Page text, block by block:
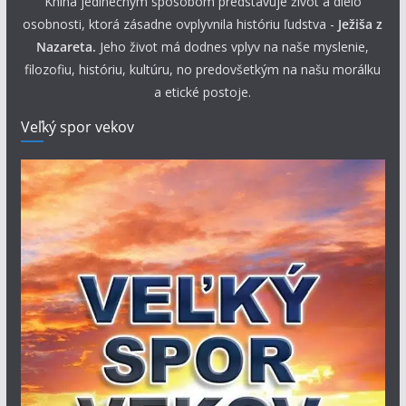
osobnosti, ktorá zásadne ovplyvnila históriu ľudstva - Ježiša z
Nazareta. Jeho život má dodnes vplyv na naše myslenie,
filozofiu, históriu, kultúru, no predovšetkým na našu morálku
a etické postoje.
Veľký spor vekov